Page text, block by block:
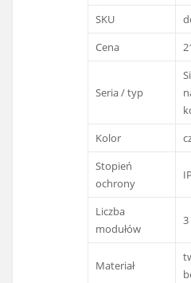
SKU
Cena
Seria / typ
Kolor
Stopień
ochrony
Liczba
modułów
3
Materiał